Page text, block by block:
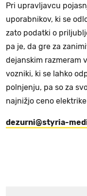
Pri upravljavcu
uporabnikov, ki se
zato podatki o
pa je, da gre za
dejanskim razmeram
vozniki, ki se lahko
polnjenju, pa so za
najnižjo ceno
dezurni@styria-